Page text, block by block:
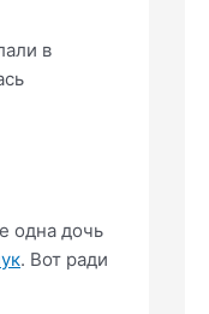
в
одна дочь
. Вот ради